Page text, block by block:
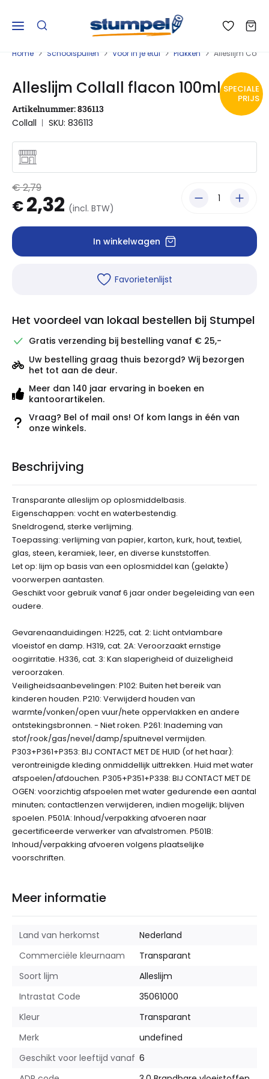
Home Schoolspullen Voor in je etui Plakken Alleslijm
SPECIALE
PRIJS
Alleslijm Collall flacon 100ml
Artikelnummer: 836113
Collall SKU: 836113
€ 2,79
€2,32 (incl. BTW)
In winkelwagen
Favorietenlijst
Het voordeel van lokaal bestellen bij Stumpel
Gratis verzending bij bestelling vanaf € 25,-
Uw bestelling graag thuis bezorgd? Wij bezorgen
het tot aan de deur.
Meer dan 140 jaar ervaring in boeken en
kantoorartikelen.
Vraag? Bel of mail ons! Of kom langs in één van
onze winkels.
Beschrijving
Transparante alleslijm op oplosmiddelbasis.
Eigenschappen: vocht en waterbestendig.
Sneldrogend, sterke verlijming.
Toepassing: verlijming van papier, karton, kurk, hout, textiel,
glas, steen, keramiek, leer, en diverse kunststoffen.
Let op: lijm op basis van een oplosmiddel kan (gelakte)
voorwerpen aantasten.
Geschikt voor gebruik vanaf 6 jaar onder begeleiding van een
oudere.
Gevarenaanduidingen: H225, cat. 2: Licht ontvlambare
vloeistof en damp. H319, cat. 2A: Veroorzaakt ernstige
oogirritatie. H336, cat. 3: Kan slaperigheid of duizeligheid
veroorzaken.
Veiligheidsaanbevelingen: P102: Buiten het bereik van
kinderen houden. P210: Verwijderd houden van
warmte/vonken/open vuur/hete oppervlakken en andere
ontstekingsbronnen. - Niet roken. P261: Inademing van
stof/rook/gas/nevel/damp/spuitnevel vermijden.
P303+P361+P353: BIJ CONTACT MET DE HUID (of het haar):
verontreinigde kleding onmiddellijk uittrekken. Huid met water
afspoelen/afdouchen. P305+P351+P338: BIJ CONTACT MET DE
OGEN: voorzichtig afspoelen met water gedurende een aantal
minuten; contactlenzen verwijderen, indien mogelijk; blijven
spoelen. P501A: Inhoud/verpakking afvoeren naar
gecertificeerde verwerker van afvalstromen. P501B:
Inhoud/verpakking afvoeren volgens plaatselijke
voorschriften.
Meer informatie
Land van herkomst
Nederland
Commerciële kleurnaam
Transparant
Soort lijm
Alleslijm
Intrastat Code
35061000
Kleur
Transparant
Merk
undefined
Geschikt voor leeftijd vanaf 6